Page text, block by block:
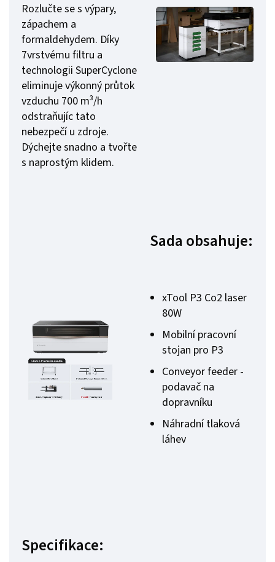
Rozlučte se s výpary,
zápachem a
formaldehydem. Díky
7vrstvému filtru a
technologii SuperCyclone
eliminuje výkonný průtok
vzduchu 700 m³/h
odstraňujíc tato
nebezpečí u zdroje.
Dýchejte snadno a tvořte
s naprostým klidem.
Sada obsahuje:
xTool P3 Co2 laser
80W
Mobilní pracovní
stojan pro P3
Conveyor feeder -
podavač na
dopravníku
Náhradní tlaková
láhev
Specifikace: